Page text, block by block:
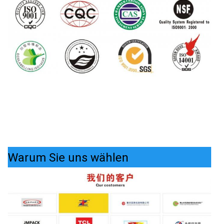
Warum Sie uns wählen